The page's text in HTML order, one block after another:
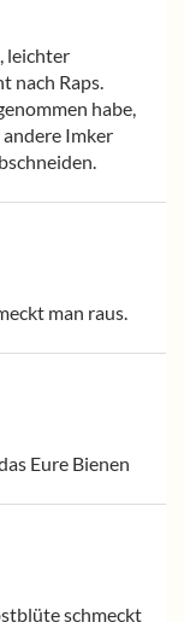
leichter
nach Raps.
habe,
andere Imker
man raus.
Eure Bienen
schmeckt